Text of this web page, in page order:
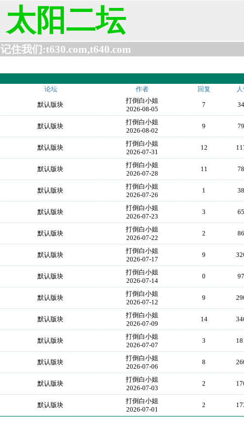
太阳二坛
记住我们:t630.com,t640.com
论坛 作者 回复
默认版块
打倒白小姐
2026-08-05
7
默认版块
打倒白小姐
2026-08-02
9
默认版块
打倒白小姐
2026-07-31
12
默认版块
打倒白小姐
2026-07-28
11
默认版块
打倒白小姐
2026-07-26
1
默认版块
打倒白小姐
2026-07-23
3
默认版块
打倒白小姐
2026-07-22
2
默认版块
打倒白小姐
2026-07-17
9
默认版块
打倒白小姐
2026-07-14
0
默认版块
打倒白小姐
2026-07-12
9
默认版块
打倒白小姐
2026-07-09
14
默认版块
打倒白小姐
2026-07-07
3
默认版块
打倒白小姐
2026-07-06
8
默认版块
打倒白小姐
2026-07-03
2
默认版块
打倒白小姐
2026-07-01
2